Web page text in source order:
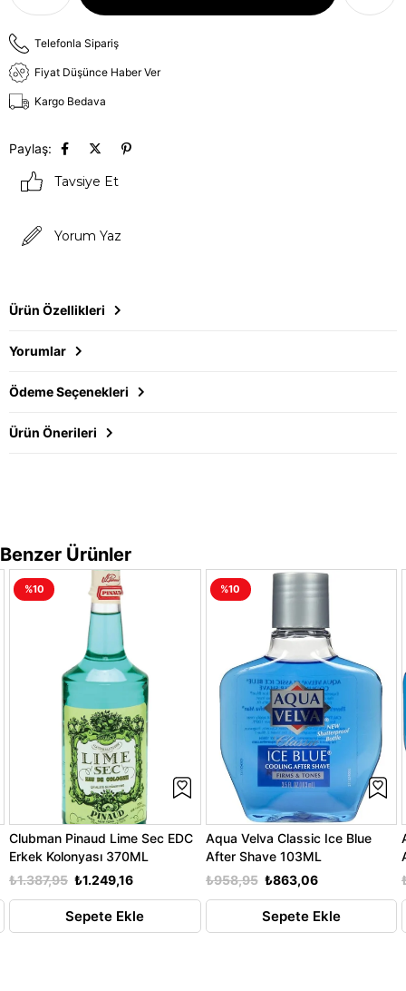
Telefonla Sipariş
Fiyat Düşünce Haber Ver
Kargo Bedava
Paylaş:
Tavsiye Et
Yorum Yaz
Ürün Özellikleri
Yorumlar
Ödeme Seçenekleri
Ürün Önerileri
Benzer Ürünler
Clubman Pinaud Lime Sec EDC
Erkek Kolonyası 370ML
₺1.249,16
₺1.387,95
Sepete Ekle
%10
Aqua Velva Classic Ice Blue
After Shave 103ML
₺863,06
₺958,95
Sepete Ekle
%10